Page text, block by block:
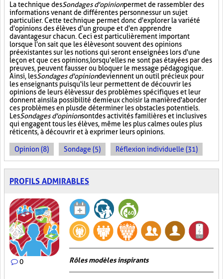
La technique desSondages d'opinionpermet de rassembler des
informations venant de différentes personnes sur un sujet
particulier. Cette technique permet donc d'explorer la variété
d'opinions des élèves d'un groupe et d'en apprendre
davantage sur chacun. Ceci est particulièrement important
lorsque l'on sait que les élèves ont souvent des opinions
préexistantes sur les notions qui seront enseignées lors d'une
leçon et que ces opinions, lorsqu'elles ne sont pas étayées par des
preuves, peuvent fausser ou bloquer le message pédagogique.
Ainsi, lesSondages d'opiniondeviennent un outil précieux pour
les enseignants puisqu'ils leur permettent de découvrir les
opinions de leurs élèves sur des problèmes spécifiques et leur
donnent ainsi la possibilité de mieux choisir la manière d'aborder
ces problèmes en plus de déterminer les obstacles potentiels.
LesSondages d'opinionsont des activités familières et inclusives
qui engagent tous les élèves, même les plus calmes ou les plus
réticents, à découvrir et à exprimer leurs opinions.
Opinion (8) Sondage (5) Réflexion individuelle (31)
PROFILS ADMIRABLES
0 Rôles modèles inspirants